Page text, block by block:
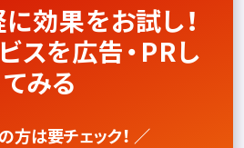
効果をお試し！
スを広告・PRし
てみる
方は要チェック！ ／